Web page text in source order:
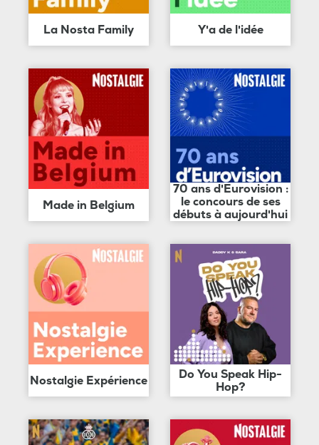
La Nosta Family Y'a de l'idée
Made in Belgium
70 ans d'Eurovision :
le concours de ses
débuts à aujourd'hui
Nostalgie Expérience
Do You Speak Hip-
Hop?